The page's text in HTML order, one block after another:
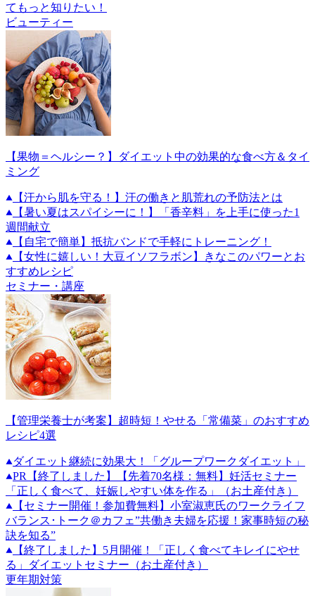
てもっと知りたい！
ビューティー
【果物＝ヘルシー？】ダイエット中の効果的な食べ方＆タイ
ミング
【汗から肌を守る！】汗の働きと肌荒れの予防法とは
【暑い夏はスパイシーに！】「香辛料」を上手に使った1
週間献立
【自宅で簡単】抵抗バンドで手軽にトレーニング！
【女性に嬉しい！大豆イソフラボン】きなこのパワーとお
すすめレシピ
セミナー・講座
【管理栄養士が考案】超時短！やせる「常備菜」のおすすめ
レシピ4選
ダイエット継続に効果大！「グループワークダイエット」
PR
【終了しました】【先着70名様：無料】妊活セミナー
「正しく食べて、妊娠しやすい体を作る」（お土産付き）
【セミナー開催！参加費無料】小室淑恵氏のワークライフ
バランス･トーク＠カフェ”共働き夫婦を応援！家事時短の秘
訣を知る”
【終了しました】5月開催！「正しく食べてキレイにやせ
る」ダイエットセミナー（お土産付き）
更年期対策